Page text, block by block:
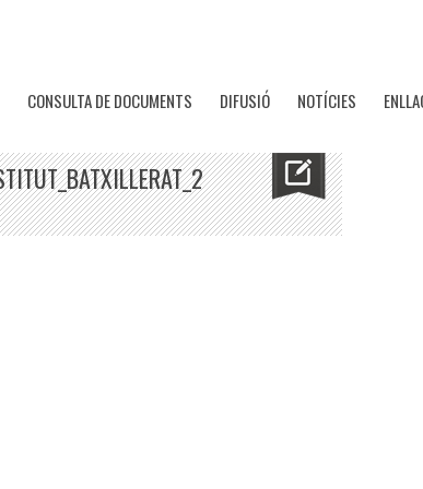
CONSULTA DE DOCUMENTS DIFUSIÓ NOTÍCIES